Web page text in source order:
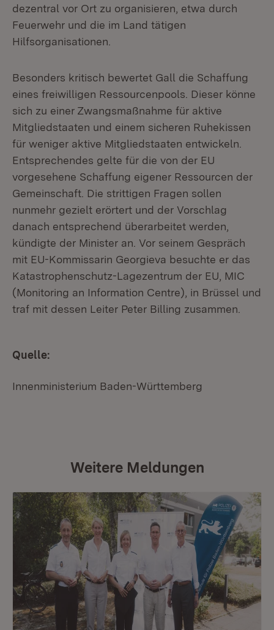
dezentral vor Ort zu organisieren, etwa durch
Feuerwehr und die im Land tätigen
Hilfsorganisationen.
Besonders kritisch bewertet Gall die Schaffung
eines freiwilligen Ressourcenpools. Dieser könne
sich zu einer Zwangsmaßnahme für aktive
Mitgliedstaaten und einem sicheren Ruhekissen
für weniger aktive Mitgliedstaaten entwickeln.
Entsprechendes gelte für die von der EU
vorgesehene Schaffung eigener Ressourcen der
Gemeinschaft. Die strittigen Fragen sollen
nunmehr gezielt erörtert und der Vorschlag
danach entsprechend überarbeitet werden,
kündigte der Minister an. Vor seinem Gespräch
mit EU-Kommissarin Georgieva besuchte er das
Katastrophenschutz-Lagezentrum der EU, MIC
(Monitoring an Information Centre), in Brüssel und
traf mit dessen Leiter Peter Billing zusammen.
Quelle:
Innenministerium Baden-Württemberg
Weitere Meldungen